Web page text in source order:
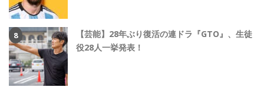
【芸能】28年ぶり復活の連ドラ『GTO』、生徒
役28人一挙発表！